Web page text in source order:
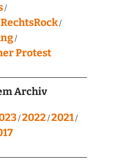
RechtsRock
Protest
Archiv
2022 2021